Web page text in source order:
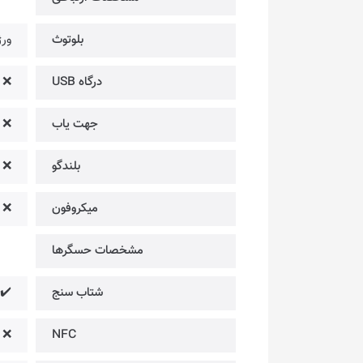
بلوتوث
درگاه USB ❌
جهت یاب ❌
بلندگو ❌
میکروفون ❌
مشخصات حسگرها
شتاب سنج ✔️
NFC
❌